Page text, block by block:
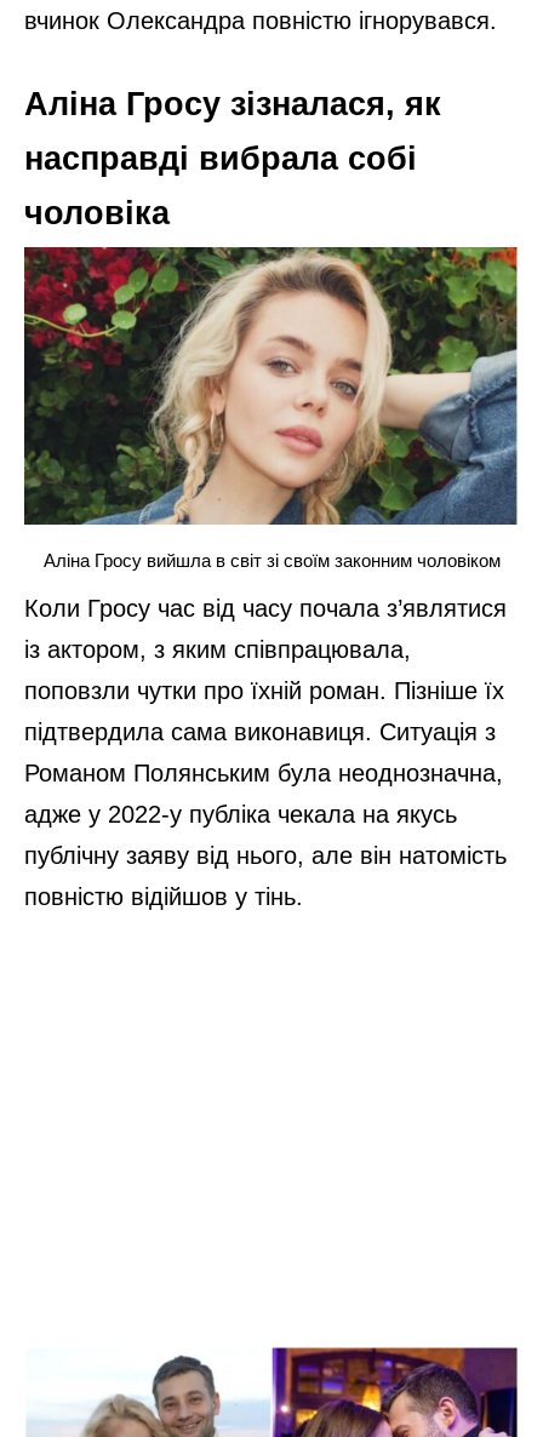
вчинок Олександра повністю ігнорувався.
Аліна Гросу зізналася, як
насправді вибрала собі
чоловіка
Аліна Гросу вийшла в світ зі своїм законним чоловіком
Коли Гросу час від часу почала з’являтися
із актором, з яким співпрацювала,
поповзли чутки про їхній роман. Пізніше їх
підтвердила сама виконавиця. Ситуація з
Романом Полянським була неоднозначна,
адже у 2022-у публіка чекала на якусь
публічну заяву від нього, але він натомість
повністю відійшов у тінь.